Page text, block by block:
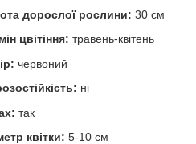
дорослої рослини: 30 см
цвітіння: травень-квітень
червоний
ні
так
квітки: 5-10 см